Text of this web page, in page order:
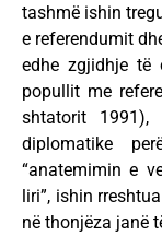
tashmë ishin
e referendumit
edhe zgjidhje të
popullit me
shtatorit 1991),
diplomatike
“anatemimin e
liri”, ishin
në thonjëza janë